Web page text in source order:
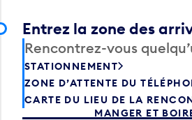
Entrez la zone des
Rencontrez-vous
STATIONNEMENT
ZONE D’ATTENTE DU
CARTE DU LIEU DE LA
MANGER ET